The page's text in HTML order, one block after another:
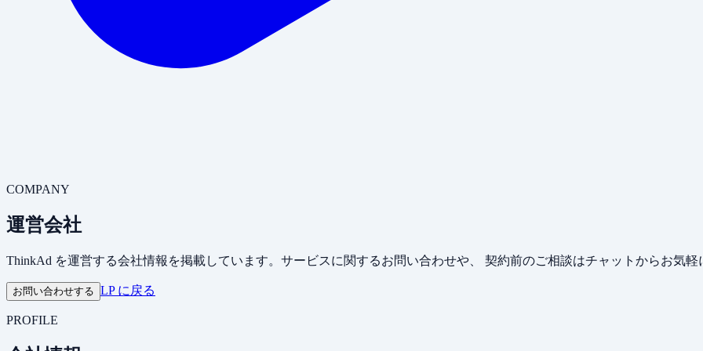
COMPANY
運営会社
ThinkAd を運営する会社情報を掲載しています。サービスに関するお問い合わせや、 契約前のご相談はチャットからお気軽
お問い合わせする LP に戻る
PROFILE